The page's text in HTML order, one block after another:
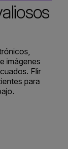
imágenes
Flir
para